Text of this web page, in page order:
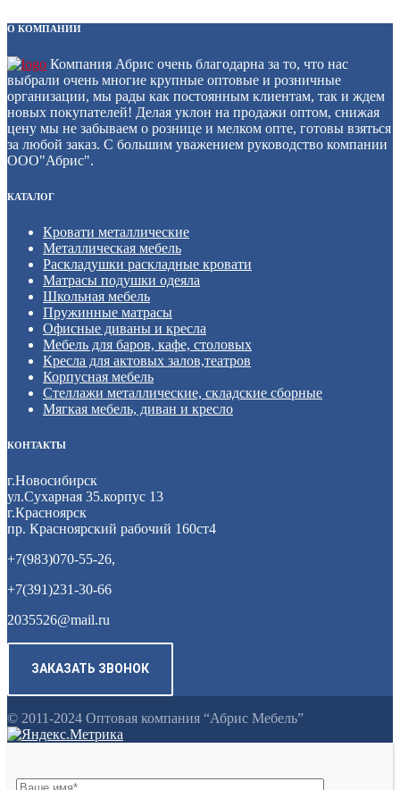
О КОМПАНИИ
Компания Абрис очень благодарна за то, что нас
выбрали очень многие крупные оптовые и розничные
организации, мы рады как постоянным клиентам, так и ждем
новых покупателей! Делая уклон на продажи оптом, снижая
цену мы не забываем о рознице и мелком опте, готовы взяться
за любой заказ. С большим уважением руководство компании
ООО"Абрис".
КАТАЛОГ
Кровати металлические
Металлическая мебель
Раскладушки раскладные кровати
Матрасы подушки одеяла
Школьная мебель
Пружинные матрасы
Офисные диваны и кресла
Мебель для баров, кафе, столовых
Кресла для актовых залов,театров
Корпусная мебель
Стеллажи металлические, складские сборные
Мягкая мебель, диван и кресло
КОНТАКТЫ
г.Новосибирск
ул.Сухарная 35.корпус 13
г.Красноярск
пр. Красноярский рабочий 160ст4
+7(983)070-55-26,
+7(391)231-30-66
2035526@mail.ru
ЗАКАЗАТЬ ЗВОНОК
© 2011-2024 Оптовая компания “Абрис Мебель”